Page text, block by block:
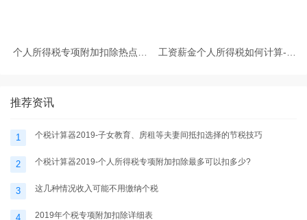
个人所得税专项附加扣除热点问
工资薪金个人所得税如何计算-个
推荐资讯
1 个税计算器2019-子女教育、房租等夫妻间抵扣选择的节税技巧
2 个税计算器2019-个人所得税专项附加扣除最多可以扣多少?
3 这几种情况收入可能不用缴纳个税
4 2019年个税专项附加扣除详细表